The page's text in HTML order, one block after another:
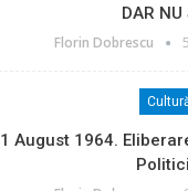
DAR NU
Florin Dobrescu
1 August 1964.